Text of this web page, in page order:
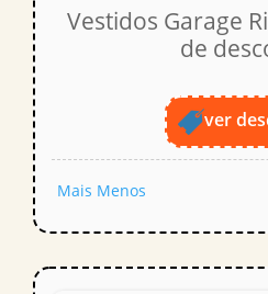
Vestidos Garage
de
ver
Mais Menos